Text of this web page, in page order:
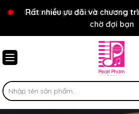
Chào mừng bạn đến với cửa
Rất nhiều ưu đãi và chương
chờ đợi bạn